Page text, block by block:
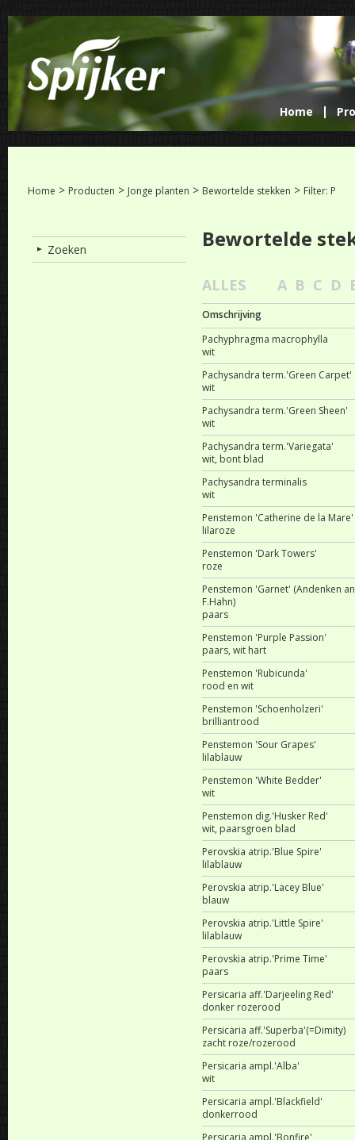
Home
Home > Producten > Jonge planten > Bewortelde stekken > Filter: P
Zoeken Bewortelde
ALLES A B C D
Omschrijving
Pachyphragma macrophylla
wit
Pachysandra term.'Green Carpet'
wit
Pachysandra term.'Green Sheen'
wit
Pachysandra term.'Variegata'
wit, bont blad
Pachysandra terminalis
wit
Penstemon 'Catherine de la Mare'
lilaroze
Penstemon 'Dark Towers'
roze
Penstemon 'Garnet' (Andenken an
F.Hahn)
paars
Penstemon 'Purple Passion'
paars, wit hart
Penstemon 'Rubicunda'
rood en wit
Penstemon 'Schoenholzeri'
brilliantrood
Penstemon 'Sour Grapes'
lilablauw
Penstemon 'White Bedder'
wit
Penstemon dig.'Husker Red'
wit, paarsgroen blad
Perovskia atrip.'Blue Spire'
lilablauw
Perovskia atrip.'Lacey Blue'
blauw
Perovskia atrip.'Little Spire'
lilablauw
Perovskia atrip.'Prime Time'
paars
Persicaria aff.'Darjeeling Red'
donker rozerood
Persicaria aff.'Superba'(=Dimity)
zacht roze/rozerood
Persicaria ampl.'Alba'
wit
Persicaria ampl.'Blackfield'
donkerrood
Persicaria ampl.'Bonfire'